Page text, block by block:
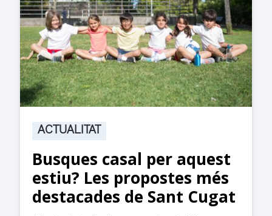
ACTUALITAT
Suspesa l’activitat als
jutjats de Rubí fins
divendres per una fuita